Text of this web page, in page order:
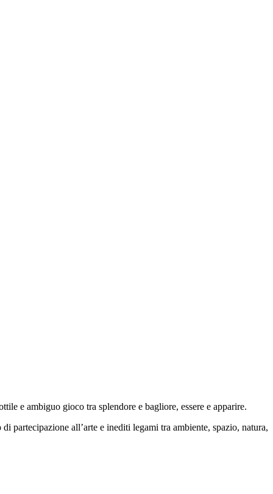
e ambiguo gioco tra splendore e bagliore, essere e apparire.
partecipazione all’arte e inediti legami tra ambiente, spazio, natura,